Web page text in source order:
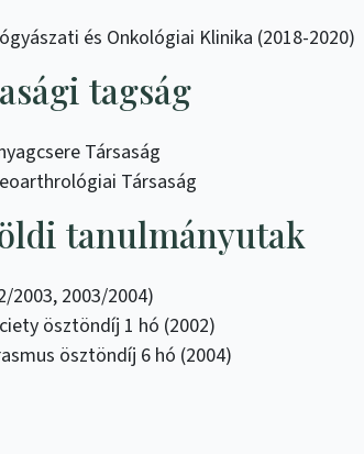
és Onkológiai Klinika (2018-2020)
tagság
Társaság
Társaság
tanulmányutak
2003, 2003/2004)
ösztöndíj 1 hó (2002)
ösztöndíj 6 hó (2004)